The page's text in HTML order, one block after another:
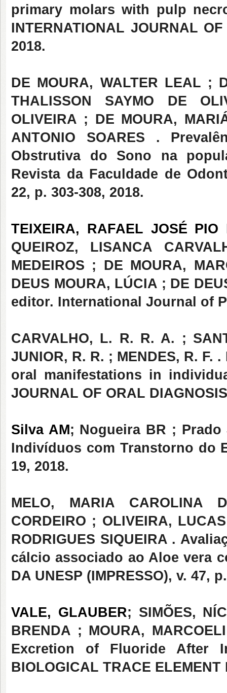
primary molars with pulp
INTERNATIONAL JOURNAL
2018.
DE MOURA, WALTER LEAL ;
THALISSON SAYMO DE
OLIVEIRA ; DE MOURA,
ANTONIO SOARES .
Obstrutiva do Sono na
Revista da Faculdade de
22, p. 303-308, 2018.
TEIXEIRA, RAFAEL JOSÉ PIO
QUEIROZ, LISANCA
MEDEIROS ; DE MOURA,
DEUS MOURA, LÚCIA ; DE
editor. International Journal of
CARVALHO, L. R. R. A. ;
JUNIOR, R. R. ; MENDES, R.
oral manifestations in
JOURNAL OF ORAL
Silva AM; Nogueira BR ;
Indivíduos com Transtorno do
19, 2018.
MELO, MARIA CAROLINA
CORDEIRO ; OLIVEIRA,
RODRIGUES SIQUEIRA .
cálcio associado ao Aloe vera
DA UNESP (IMPRESSO), v. 47,
VALE, GLAUBER; SIMÕES,
BRENDA ; MOURA,
Excretion of Fluoride After
BIOLOGICAL TRACE